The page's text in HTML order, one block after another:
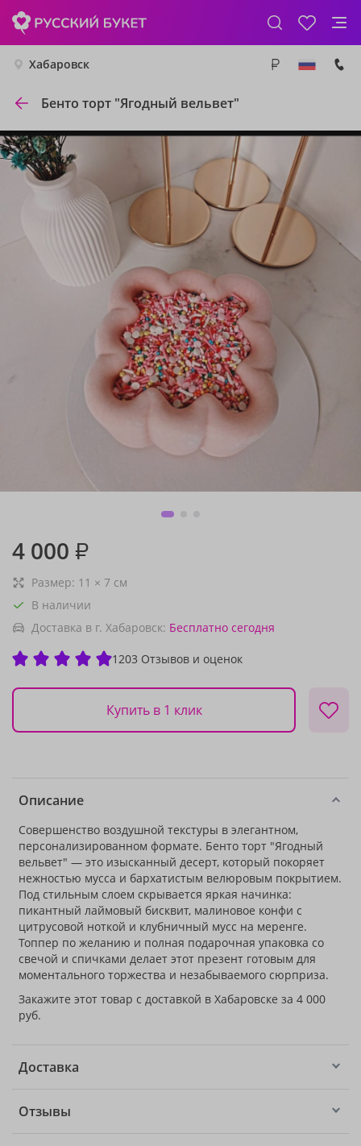
Хабаровск
Бенто торт "Ягодный вельвет"
4 000 ₽
Размер: 11 × 7 см
В наличии
Доставка в г. Хабаровск: Бесплатно сегодня
1203 Отзывов и оценок
Купить в 1 клик
Описание
Совершенство воздушной текстуры в элегантном,
персонализированном формате. Бенто торт "Ягодный
вельвет" — это изысканный десерт, который покоряет
нежностью мусса и бархатистым велюровым покрытием.
Под стильным слоем скрывается яркая начинка:
пикантный лаймовый бисквит, малиновое конфи с
цитрусовой ноткой и клубничный мусс на меренге.
Топпер по желанию и полная подарочная упаковка со
свечой и спичками делает этот презент готовым для
моментального торжества и незабываемого сюрприза.
Закажите этот товар с доставкой в Хабаровске за 4 000
руб.
Доставка
Отзывы